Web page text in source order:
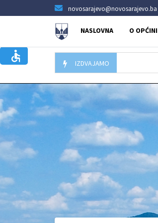
novosarajevo@novosarajevo.ba
NASLOVNA O OPĆINI
IZDVAJAMO